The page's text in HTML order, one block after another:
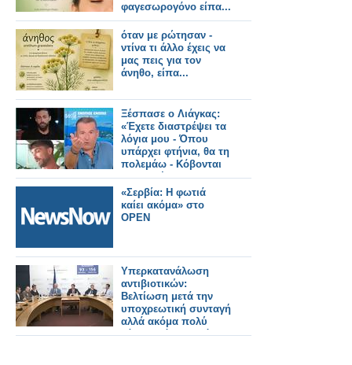
φαγεσωρογόνο είπα...
όταν με ρώτησαν -
ντίνα τι άλλο έχεις να
μας πεις για τον
άνηθο, είπα...
Ξέσπασε ο Λιάγκας:
«Έχετε διαστρέψει τα
λόγια μου - Όπου
υπάρχει φτήνια, θα τη
πολεμάω - Κόβονται
εκπομπές και δεν
αντικαθίστανται
«Σερβία: Η φωτιά
καίει ακόμα» στο
OPEN
Υπερκατανάλωση
αντιβιοτικών:
Βελτίωση μετά την
υποχρεωτική συνταγή
αλλά ακόμα πολύ
κάτω από τον στόχο!